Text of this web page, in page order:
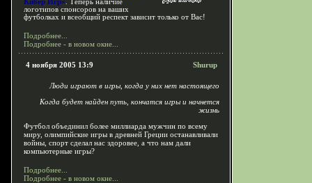
Кибер Игр» . Теперь наличие
логотипов спонсоров на ваших
футболках и всеобщий респект зависит только от Вас!
Подробнее...
Подробнее - в новом окне...
4 ноября 2005 13:9 Shurup
Люди играют в игры, когда у них нет настоящего
Когда будет найден путь, кончатся игры и начнется
жизнь
Футбол объединил более миллиарда мужчин по всему
миру, олимпийские игры в древней Греции останавливали
войны, спорт сделал нас здоровее, а что нам дали
компьютерные игры?
Подробнее...
Подробнее - в новом окне...